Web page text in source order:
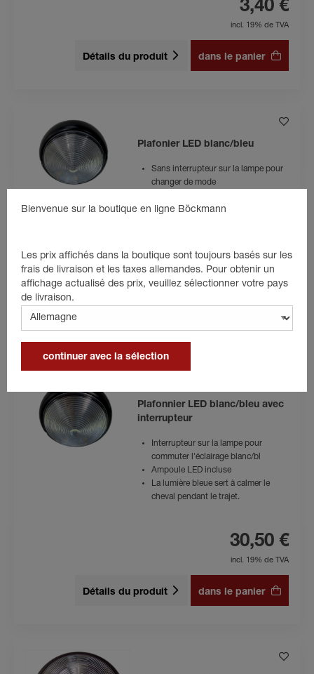
3,40 €
incl. 19% de TVA
Détails du produit dans le panier
Plafonier LED blanc/bleu
Sans interrupteur sur la lampe pour
changer de mode
La lumière bleue sert à se calmer
29,70 €
incl. 19% de TVA
Plafonnier LED blanc/bleu avec
interrupteur
Interrupteur sur la lampe pour
commuter l'éclairage blanc/bl
Ampoule LED incluse
La lumière bleue sert à calmer le
cheval pendant le trajet.
30,50 €
incl. 19% de TVA
Détails du produit dans le panier
Bienvenue sur la boutique en ligne Böckmann
Les prix affichés dans la boutique sont toujours basés sur les
frais de livraison et les taxes allemandes. Pour obtenir un
affichage actualisé des prix, veuillez sélectionner votre pays
de livraison.
continuer avec la sélection